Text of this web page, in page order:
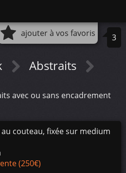
ajouter à vos favoris 3
Abstraits
avec ou sans encadrement
couteau, fixée sur medium
(250€)